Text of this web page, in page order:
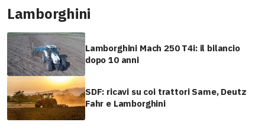
Lamborghini
Lamborghini Mach 250 T4i: il bilancio
dopo 10 anni
SDF: ricavi su coi trattori Same, Deutz
Fahr e Lamborghini